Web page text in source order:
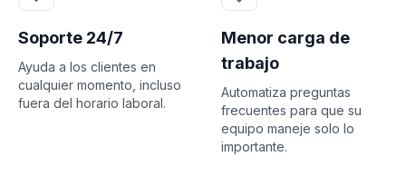
Soporte 24/7
Ayuda a los clientes en
cualquier momento, incluso
fuera del horario laboral.
Menor carga de
trabajo
Automatiza preguntas
frecuentes para que su
equipo maneje solo lo
importante.